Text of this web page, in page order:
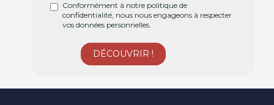
Conformément à notre politique de
confidentialité, nous nous engageons à respecter
vos données personnelles.